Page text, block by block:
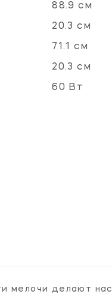
88.9 см
20.3 см
71.1 см
20.3 см
60 Вт
мелочи делают